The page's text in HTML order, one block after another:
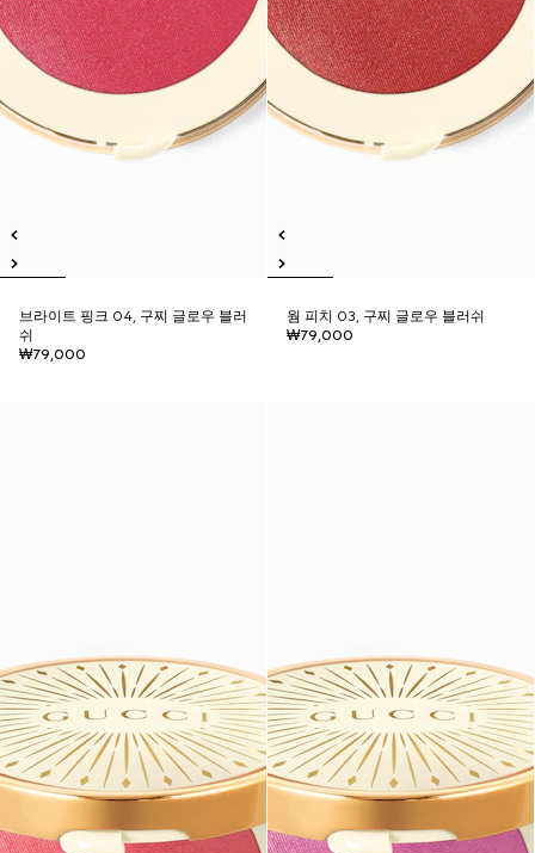
브라이트 핑크 04, 구찌 글로우 블러
쉬
₩79,000
웜 피치 03, 구찌 글로우 블러쉬
₩79,000